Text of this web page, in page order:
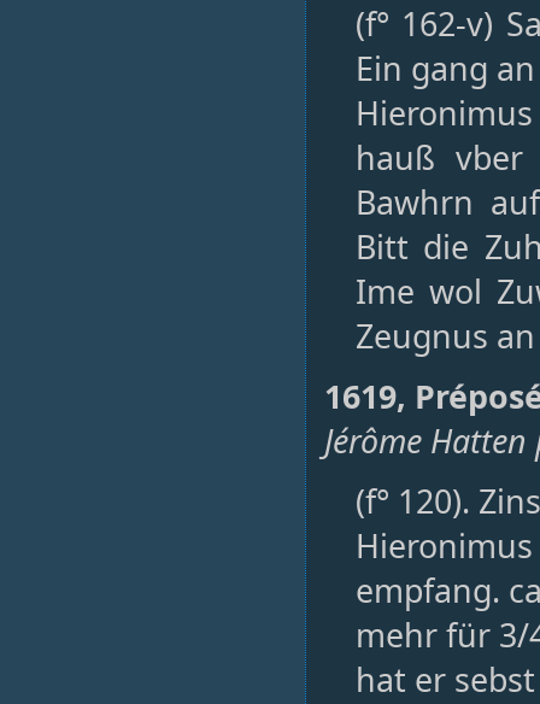
(f° 162-v)
Ein gang
hauß
Bawhrn
Bitt die
Ime wol
Zeugnus
1619,
Jérôme
(f° 120).
empfang.
mehr für 3/
hat er